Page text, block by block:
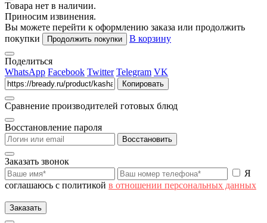
Товара нет в наличии.
Приносим извинения.
Вы можете перейти к оформлению заказа или продолжить
покупки
Продолжить покупки В корзину
Поделиться
WhatsApp Facebook Twitter Telegram VK
Копировать
Сравнение производителей готовых блюд
Восстановление пароля
Восстановить
Заказать звонок
Я
соглашаюсь с политикой в отношении персональных данных
Заказать